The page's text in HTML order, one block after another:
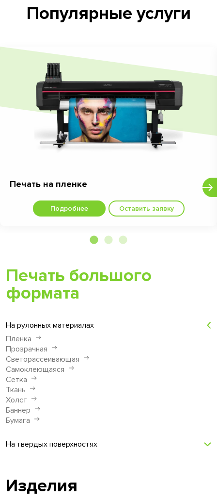
Популярные услуги
Печать на пленке
Подробнее Оставить заявку
Печать большого
формата
На рулонных материалах
Пленка
Прозрачная
Светорассеивающая
Самоклеющаяся
Сетка
Ткань
Холст
Баннер
Бумага
На твердых поверхностях
Изделия